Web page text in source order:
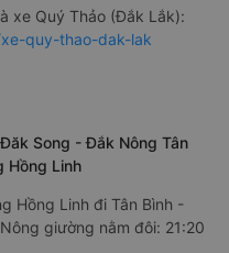
xe Quý Thảo (Đắk Lắk):
quy-thao-dak-lak
Song - Đắk Nông Tân
Hồng Linh
Hồng Linh đi Tân Bình -
giường nằm đôi: 21:20